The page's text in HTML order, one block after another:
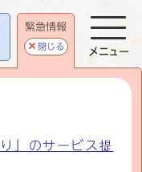
緊急情報
閉じる
」のサービス提
メニュー